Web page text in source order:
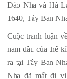
Đào Nha và Hà
1640, Tây Ban
Cuộc tranh luận
năm đầu của thế
ra tại Tây Ban
Nha đã mất đi